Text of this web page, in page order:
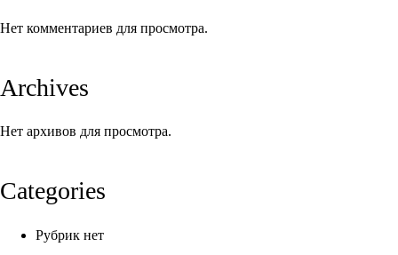
Нет комментариев для просмотра.
Archives
Нет архивов для просмотра.
Categories
Рубрик нет